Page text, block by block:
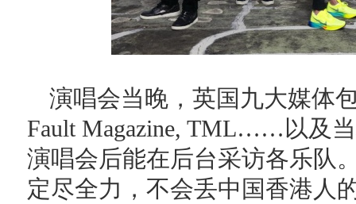
演唱会当晚，英国九大媒体
Fault Magazine, TML……以及
演唱会后能在后台采访各乐队
定尽全力，不会丢中国香港人